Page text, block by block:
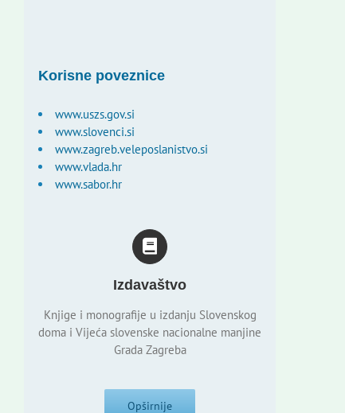
Korisne poveznice
www.uszs.gov.si
www.slovenci.si
www.zagreb.veleposlanistvo.si
www.vlada.hr
www.sabor.hr
Izdavaštvo
Knjige i monografije u izdanju Slovenskog
doma i Vijeća slovenske nacionalne manjine
Grada Zagreba
Opširnije